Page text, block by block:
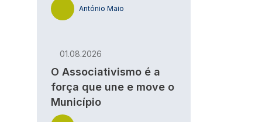
António Maio
01.08.2026
O Associativismo é a
força que une e move o
Município